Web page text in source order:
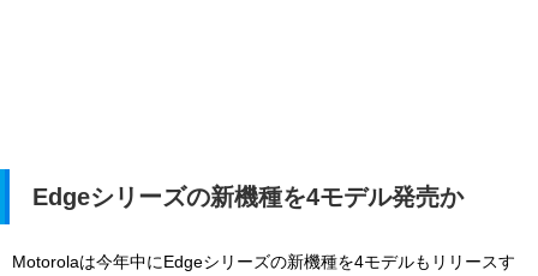
Edgeシリーズの新機種を4モデル発売か
Motorolaは今年中にEdgeシリーズの新機種を4モデルもリリースす